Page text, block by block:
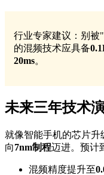
行业专家建议：别被
的混频技术应具备
20ms。
未来三年技术
就像智能手机的芯片
向7nm制程迈进。预计
混频精度提升至